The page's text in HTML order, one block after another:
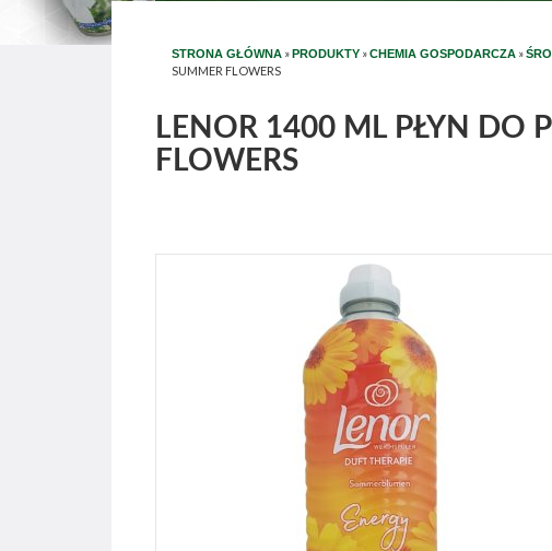
STRONA GŁÓWNA »PRODUKTY »CHEMIA GOSPODARCZA »
SUMMER FLOWERS
LENOR 1400 ML PŁYN DO
FLOWERS